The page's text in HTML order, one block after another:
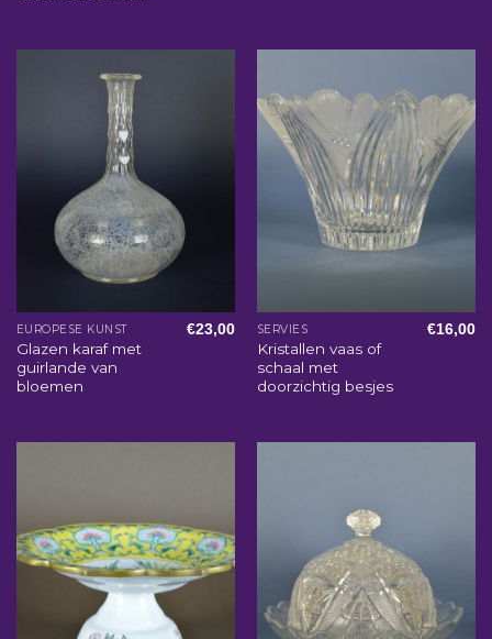
EUROPESE KUNST
Glazen karaf met
guirlande van
bloemen
€23,00 SERVIES
Kristallen vaas of
schaal met
doorzichtig besjes
€16,00